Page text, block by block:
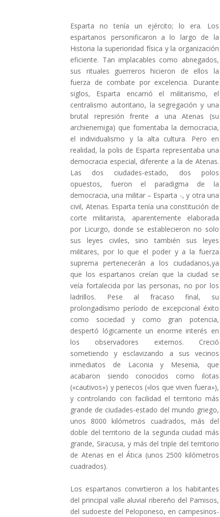
Esparta no tenía un ejército; lo era. Los
espartanos personificaron a lo largo de la
Historia la superioridad física y la organización
eficiente. Tan implacables como abnegados,
sus rituales guerreros hicieron de ellos la
fuerza de combate por excelencia. Durante
siglos, Esparta encarnó el militarismo, el
centralismo autoritario, la segregación y una
brutal represión frente a una Atenas (su
archienemiga) que fomentaba la democracia,
el individualismo y la alta cultura. Pero en
realidad, la polis de Esparta representaba una
democracia especial, diferente a la de Atenas.
Las dos ciudades-estado, dos polos
opuestos, fueron el paradigma de la
democracia, una militar – Esparta -, y otra una
civil, Atenas. Esparta tenía una constitución de
corte militarista, aparentemente elaborada
por Licurgo, donde se establecieron no solo
sus leyes civiles, sino también sus leyes
militares, por lo que el poder y a la fuerza
suprema pertenecerán a los ciudadanos,ya
que los espartanos creían que la ciudad se
veía fortalecida por las personas, no por los
ladrillos. Pese al fracaso final, su
prolongadísimo período de excepcional éxito
como sociedad y como gran potencia,
despertó lógicamente un enorme interés en
los observadores externos. Creció
sometiendo y esclavizando a sus vecinos
inmediatos de Laconia y Mesenia, que
acabaron siendo conocidos como ilotas
(«cautivos») y periecos («los que viven fuera»),
y controlando con facilidad el territorio más
grande de ciudades-estado del mundo griego,
unos 8000 kilómetros cuadrados, más del
doble del territorio de la segunda ciudad más
grande, Siracusa, y más del triple del territorio
de Atenas en el Ática (unos 2500 kilómetros
cuadrados).
Los espartanos convirtieron a los habitantes
del principal valle aluvial ribereño del Pamisos,
del sudoeste del Peloponeso, en campesinos-